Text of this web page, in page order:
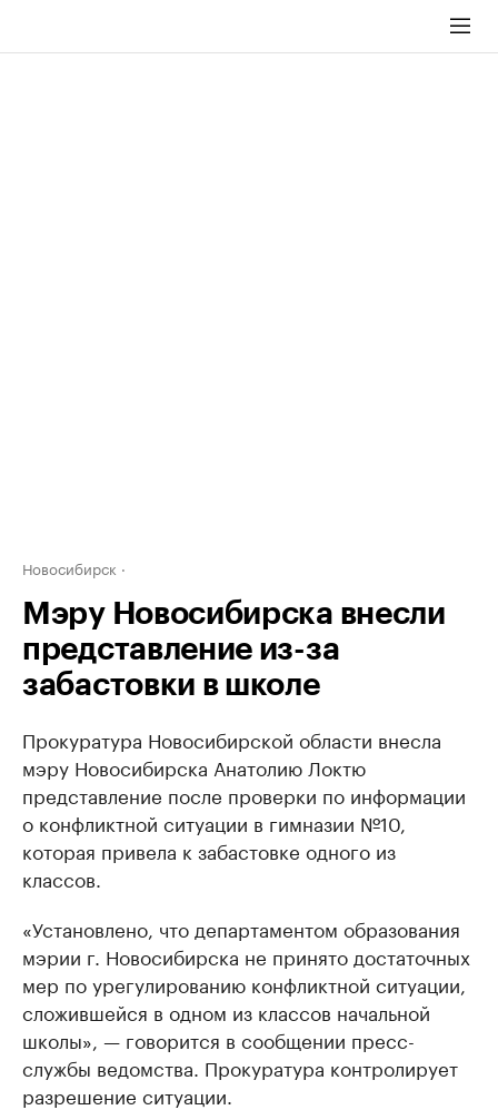
Новосибирск
Мэру Новосибирска внесли
представление из-за
забастовки в школе
Прокуратура Новосибирской области внесла
мэру Новосибирска Анатолию Локтю
представление после проверки по информации
о конфликтной ситуации в гимназии №10,
которая привела к забастовке одного из
классов.
«Установлено, что департаментом образования
мэрии г. Новосибирска не принято достаточных
мер по урегулированию конфликтной ситуации,
сложившейся в одном из классов начальной
школы», — говорится в сообщении пресс-
службы ведомства. Прокуратура контролирует
разрешение ситуации.